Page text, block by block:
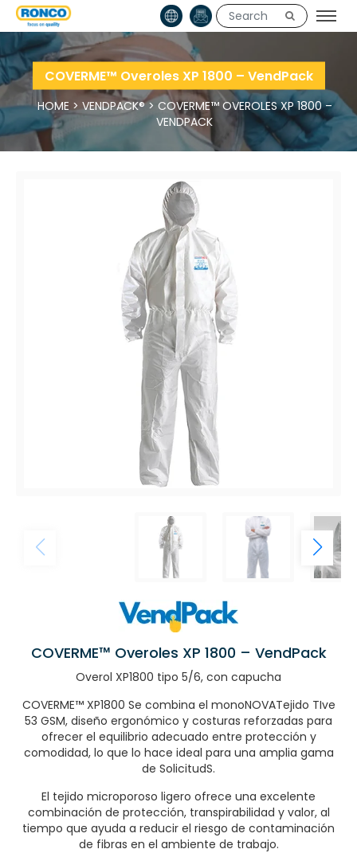
COVERME™ Overoles XP 1800 – VendPack
HOME >VENDPACK®> COVERME™ OVEROLES XP 1800 –
VENDPACK
COVERME™ Overoles XP 1800 – VendPack
Overol XP1800 tipo 5/6, con capucha
COVERME™ XP1800 Se combina el monoNOVATejido TIve
53 GSM, diseño ergonómico y costuras reforzadas para
ofrecer el equilibrio adecuado entre protección y
comodidad, lo que lo hace ideal para una amplia gama
de SolicitudS.
El tejido microporoso ligero ofrece una excelente
combinación de protección, transpirabilidad y valor, al
tiempo que ayuda a reducir el riesgo de contaminación
de fibras en el ambiente de trabajo.